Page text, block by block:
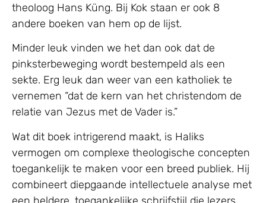
theoloog Hans Küng. Bij Kok staan er ook 8
andere boeken van hem op de lijst.
Minder leuk vinden we het dan ook dat de
pinksterbeweging wordt bestempeld als een
sekte. Erg leuk dan weer van een katholiek te
vernemen “dat de kern van het christendom de
relatie van Jezus met de Vader is.”
Wat dit boek intrigerend maakt, is Haliks
vermogen om complexe theologische concepten
toegankelijk te maken voor een breed publiek. Hij
combineert diepgaande intellectuele analyse met
een heldere, toegankelijke schrijfstijl die lezers